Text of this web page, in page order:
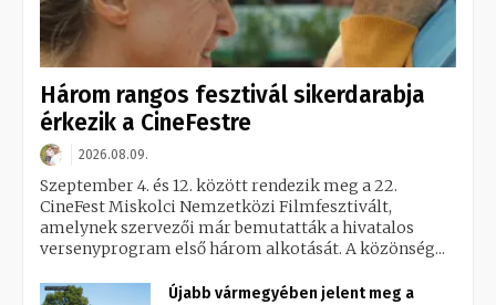
Három rangos fesztivál sikerdarabja
érkezik a CineFestre
2026.08.09.
Szeptember 4. és 12. között rendezik meg a 22.
CineFest Miskolci Nemzetközi Filmfesztivált,
amelynek szervezői már bemutatták a hivatalos
versenyprogram első három alkotását. A közönség...
Újabb vármegyében jelent meg a